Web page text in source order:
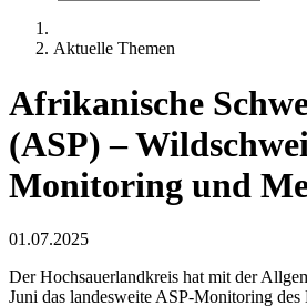
Aktuelle Themen
Afrikanische
(ASP) –
Monitoring und
01.07.2025
Der Hochsauerlandkreis hat mit der
Juni das landesweite ASP-Monitoring